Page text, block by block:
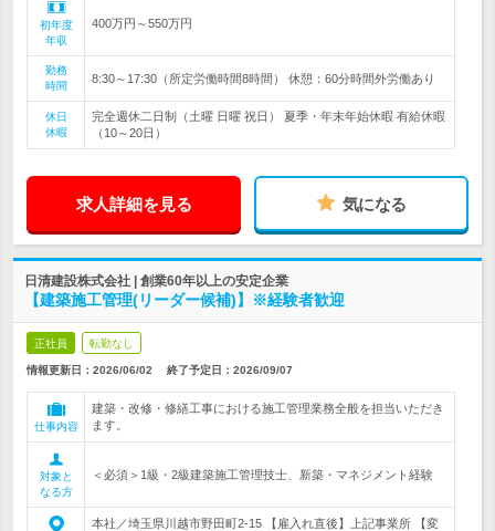
初年度
年収
400万円～550万円
勤務
時間
8:30～17:30（所定労働時間8時間） 休憩：60分時間外労働あり
休日
休暇
完全週休二日制（土曜 日曜 祝日） 夏季・年末年始休暇 有給休暇
（10～20日）
求人詳細を見る 気になる
日清建設株式会社 | 創業60年以上の安定企業
【建築施工管理(リーダー候補)】※経験者歓迎
正社員 転勤なし
情報更新日：2026/06/02 終了予定日： 2026/09/07
仕事内容
建築・改修・修繕工事における施工管理業務全般を担当いただき
ます。
対象と
なる方
＜必須＞1級・2級建築施工管理技士、新築・マネジメント経験
本社／埼玉県川越市野田町2-15 【雇入れ直後】上記事業所 【変